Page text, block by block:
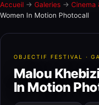
Accueil → Galeries → Cinema
Women In Motion Photocall
OBJECTIF FESTIVAL ·
Malou
In Motion